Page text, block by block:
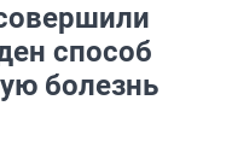
способ
болезнь